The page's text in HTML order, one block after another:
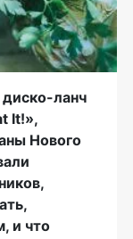
ланч
It!»,
Нового
и что